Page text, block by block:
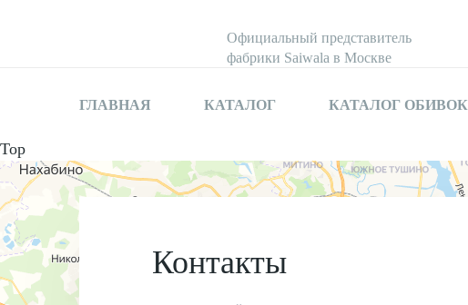
Официальный представитель
фабрики Saiwala в Москве
ГЛАВНАЯ КАТАЛОГ КАТАЛОГ ОБИВОК
Top
Контакты